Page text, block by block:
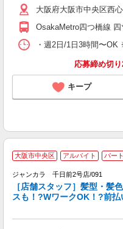
大阪府大阪市中央区西
OsakaMetro四つ橋線
・週2日/1日3時間〜
応募締め切
キープ
大阪市中央区 アルバイト パート
ジャンカラ 千日前2号店/091
［店舗スタッフ］髪型・髪
スも！?WワークOK！?前払